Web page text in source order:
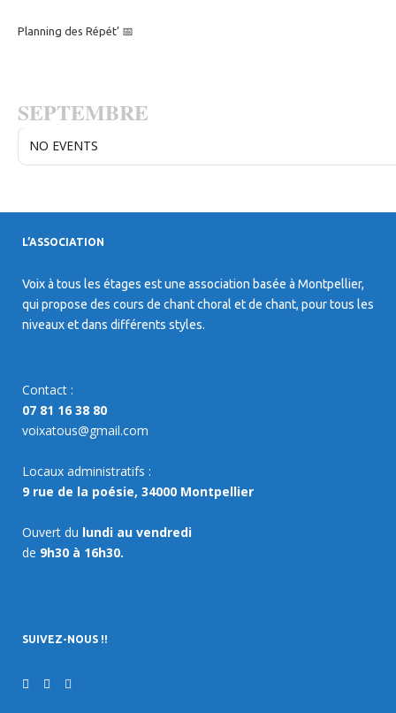
Planning des Répét’ 📅
SEPTEMBRE
NO EVENTS
L’ASSOCIATION
Voix à tous les étages est une association basée à Montpellier,
qui propose des cours de chant choral et de chant, pour tous les
niveaux et dans différents styles.
Contact :
07 81 16 38 80
voixatous@gmail.com
Locaux administratifs :
9 rue de la poésie, 34000 Montpellier
Ouvert du lundi au vendredi
de 9h30 à 16h30.
SUIVEZ-NOUS !!